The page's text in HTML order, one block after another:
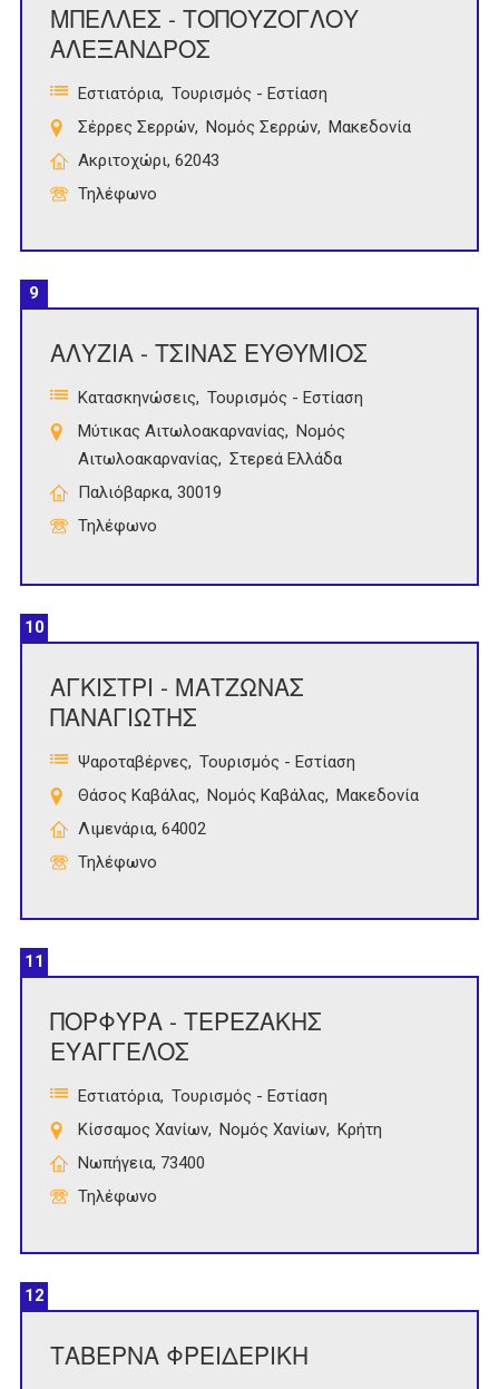
ΜΠΕΛΛΕΣ - ΤΟΠΟΥΖΟΓΛΟΥ
ΑΛΕΞΑΝΔΡΟΣ
Εστιατόρια Τουρισμός - Εστίαση
Σέρρες Σερρών
Νομός Σερρών
Μακεδονία
Ακριτοχώρι, 62043
Τηλέφωνο
9
ΑΛΥΖΙΑ - ΤΣΙΝΑΣ ΕΥΘΥΜΙΟΣ
Κατασκηνώσεις
Τουρισμός - Εστίαση
Μύτικας Αιτωλοακαρνανίας
Νομός
Αιτωλοακαρνανίας
Στερεά Ελλάδα
Παλιόβαρκα, 30019
Τηλέφωνο
10
ΑΓΚΙΣΤΡΙ - ΜΑΤΖΩΝΑΣ
ΠΑΝΑΓΙΩΤΗΣ
Ψαροταβέρνες
Τουρισμός - Εστίαση
Θάσος Καβάλας
Νομός Καβάλας
Μακεδονία
Λιμενάρια, 64002
Τηλέφωνο
11
ΠΟΡΦΥΡΑ - ΤΕΡΕΖΑΚΗΣ
ΕΥΑΓΓΕΛΟΣ
Εστιατόρια Τουρισμός - Εστίαση
Κίσσαμος Χανίων
Νομός Χανίων
Κρήτη
Νωπήγεια, 73400
Τηλέφωνο
12
ΤΑΒΕΡΝΑ ΦΡΕΙΔΕΡΙΚΗ